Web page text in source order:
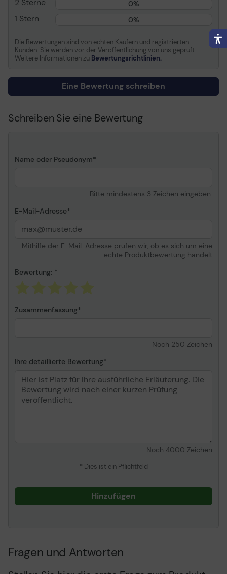
Verbrauchsmaterial
Verbrauchsmaterialtyp
Tonerpatrone
Drucktechnologie
Laser
Farbe
Gelb, Cyan, Magenta
ISO/IEC 19798
Enthaltene
1 x Tonerkassette (Cyan) -
- bis zu 1400 Seiten 1 x
Informationen zur Kompatibilität
DCP-9022CDW, HL-
9342CDW
Allgemein
2 Sterne 0%
1 Stern 0%
Die Bewertungen sind von echten Käufern und registrierten
Kunden. Sie werden vor der Veröffentlichung von uns geprüft.
Weitere Informationen zu Bewertungsrichtlinien.
Eine Bewertung schreiben
Schreiben Sie eine Bewertung
Name oder Pseudonym
Bitte mindestens 3 Zeichen eingeben.
E-Mail-Adresse
Mithilfe der E-Mail-Adresse prüfen wir, ob es sich um eine
echte Produktbewertung handelt
Bewertung:
Zusammenfassung
Noch 250 Zeichen
Ihre detaillierte Bewertung
Noch 4000 Zeichen
* Dies ist ein Pflichtfeld
Hinzufügen
Fragen und Antworten